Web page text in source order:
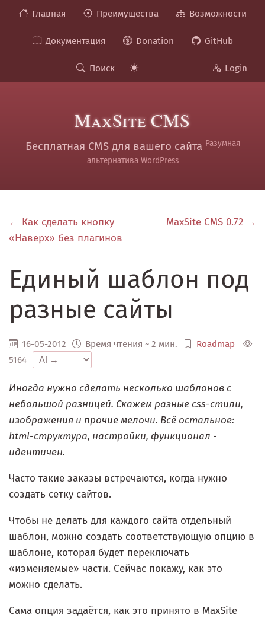
Главная Преимущества Возможности
Документация Donation GitHub
Поиск Login
MaxSite CMS
Бесплатная CMS для вашего сайта Разумная
альтернатива WordPress
← Как сделать кнопку
«Наверх» без плагинов
MaxSite CMS 0.72 →
Единый шаблон под
разные сайты
16-05-2012 Время чтения ~ 2 мин.
Roadmap
5164
Иногда нужно сделать несколько шаблонов с
небольшой разницей. Скажем разные css-стили,
изображения и прочие мелочи. Всё остальное:
html-структура, настройки, функционал -
идентичен.
Часто такие заказы встречаются, когда нужно
создать сетку сайтов.
Чтобы не делать для каждого сайта отдельный
шаблон, можно создать соответствующую опцию в
шаблоне, которая будет переключать
«изменяемые» части. Сейчас покажу, как это
можно сделать.
Сама опция задаётся, как это принято в MaxSite